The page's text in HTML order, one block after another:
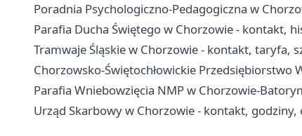
Poradnia Psychologiczno-Pedagogiczna w
Parafia Ducha Świętego w Chorzowie - kontakt,
Tramwaje Śląskie w Chorzowie - kontakt, taryfa,
Chorzowsko-Świętochłowickie
Parafia Wniebowzięcia NMP w Chorzowie-
Urząd Skarbowy w Chorzowie - kontakt, godziny,